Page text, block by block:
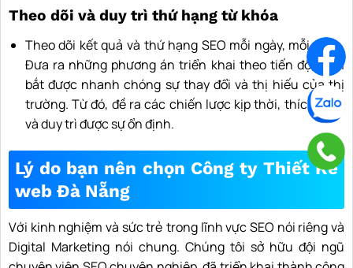
Theo dõi và duy trì thứ hạng từ khóa
Theo dõi kết quả và thứ hạng SEO mỗi ngày, mỗi tuần.
Đưa ra những phương án triển khai theo tiến độ, nắm
bắt được nhanh chóng sự thay đổi và thị hiếu của thị
trường. Từ đó, đề ra các chiến lược kịp thời, thích nghi
và duy trì được sự ổn định.
Lý do bạn nên chọn Công ty Thiết Kế
web Đà Nẵng
Với kinh nghiệm và sức trẻ trong lĩnh vực SEO nói riêng và
Digital Marketing nói chung. Chúng tôi sở hữu đội ngũ